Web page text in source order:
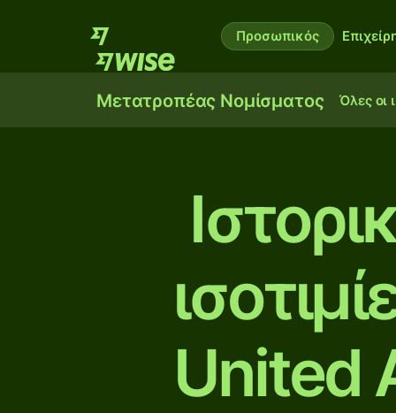
Προσωπικός
Μετατροπέας Νομίσματος Όλες οι
United